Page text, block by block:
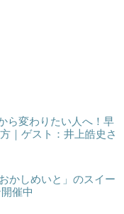
ら変わりたい人へ！早
｜ゲスト：井上皓史さ
かしめいと」のスイー
催中